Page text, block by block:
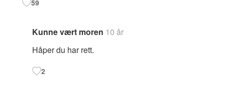
59
Kunne vært moren 10 år
Håper du har rett.
2